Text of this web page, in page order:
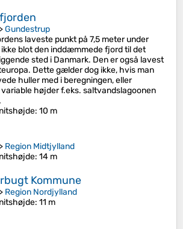
>Gundestrup
laveste punkt på 7,5 meter under
blot den inddæmmede fjord til det
sted i Danmark. Den er også lavest
Dette gælder dog ikke, hvis man
huller med i beregningen, eller
højder f.eks. saltvandslagoonen
: 10 m
> Region Midtjylland
: 14 m
Kommune
> Region Nordjylland
: 11 m